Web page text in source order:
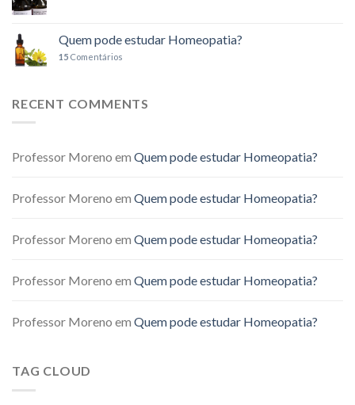
Quem pode estudar Homeopatia?
15 Comentários
RECENT COMMENTS
Professor Moreno em Quem pode estudar Homeopatia?
Professor Moreno em Quem pode estudar Homeopatia?
Professor Moreno em Quem pode estudar Homeopatia?
Professor Moreno em Quem pode estudar Homeopatia?
Professor Moreno em Quem pode estudar Homeopatia?
TAG CLOUD